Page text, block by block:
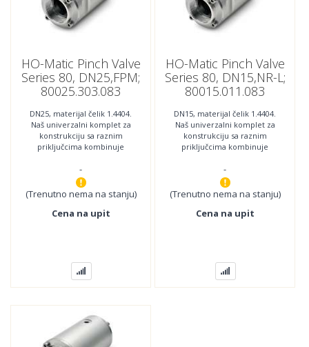
HO-Matic Pinch Valve
Series 80, DN25,FPM;
80025.303.083
DN25, materijal čelik 1.4404.
Naš univerzalni komplet za
konstrukciju sa raznim
priključcima kombinuje
najboljom jednostavnošću
-
(Trenutno nema na stanju)
Cena na upit
HO-Matic Pinch Valve
Series 80, DN15,NR-L;
80015.011.083
DN15, materijal čelik 1.4404.
Naš univerzalni komplet za
konstrukciju sa raznim
priključcima kombinuje
najboljom jednostavnošću
-
(Trenutno nema na stanju)
Cena na upit